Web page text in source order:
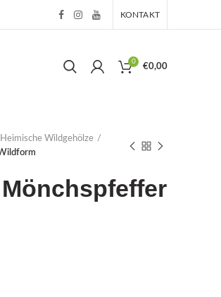
KONTAKT
0
€0,00
Heimische Wildgehölze